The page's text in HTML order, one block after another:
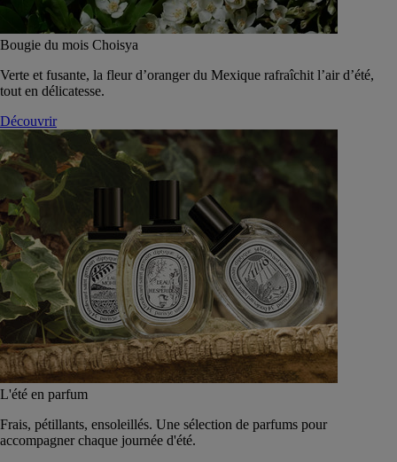
Bougie du mois Choisya
Verte et fusante, la fleur d’oranger du Mexique rafraîchit l’air d’été,
tout en délicatesse.
Découvrir
L'été en parfum
Frais, pétillants, ensoleillés. Une sélection de parfums pour
accompagner chaque journée d'été.